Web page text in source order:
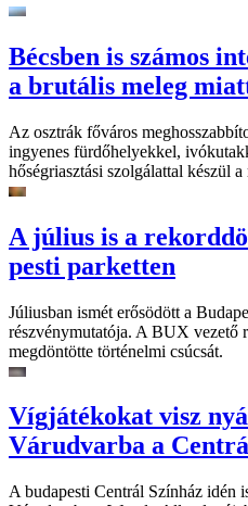
Bécsben is számos
a brutális meleg
Az osztrák főváros
ingyenes fürdőhelyekkel,
hőségriasztási szolgálattal készül
A július is a
pesti parketten
Júliusban ismét erősödött a
részvénymutatója. A BUX vezető
megdöntötte történelmi csúcsát.
Vígjátékokat visz
Várudvarba a
A budapesti Centrál Színház idén